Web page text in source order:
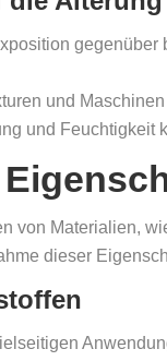
gegenüber
und
und Feuchtigkeit
von Materialien,
dieser